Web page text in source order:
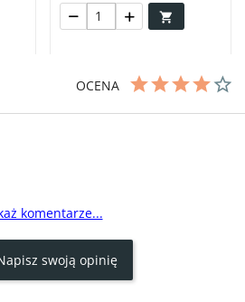

OCENA
przypomina smaki dzieciństwa.
komentarze...
swoją opinię